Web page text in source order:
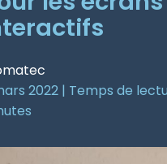
2022 | Temps de